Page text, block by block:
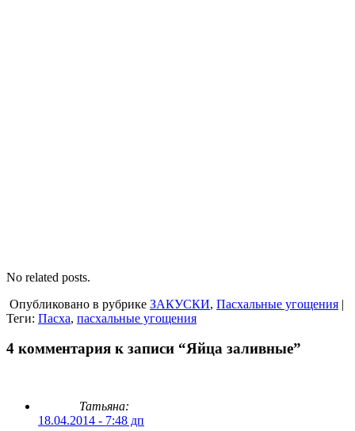
No related posts.
Опубликовано в рубрике ЗАКУСКИ, Пасхальные угощения |
Теги: Пасха, пасхальные угощения
4 комментария к записи “Яйца заливные”
Татьяна:
18.04.2014 - 7:48 дп